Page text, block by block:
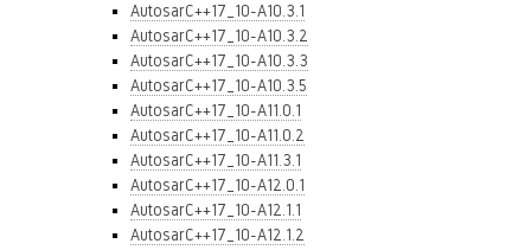
AutosarC++17_10-A10.3.1
AutosarC++17_10-A10.3.2
AutosarC++17_10-A10.3.3
AutosarC++17_10-A10.3.5
AutosarC++17_10-A11.0.1
AutosarC++17_10-A11.0.2
AutosarC++17_10-A11.3.1
AutosarC++17_10-A12.0.1
AutosarC++17_10-A12.1.1
AutosarC++17_10-A12.1.2